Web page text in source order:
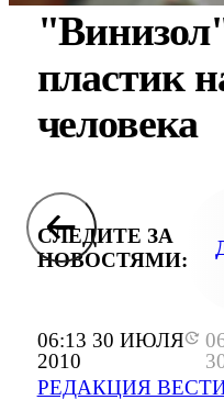
06:13 30 ИЮЛЯ
2010
РЕДАКЦИЯ
пластик
человека
СЛЕДИТЕ ЗА
НОВОСТЯМИ: